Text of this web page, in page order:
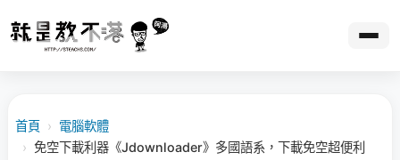
首頁 › 電腦軟體
› 免空下載利器《Jdownloader》多國語系，下載免空超便利